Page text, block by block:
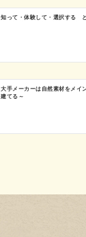
知って・体験して・選択する と
大手メーカーは自然素材をメ
建てる～